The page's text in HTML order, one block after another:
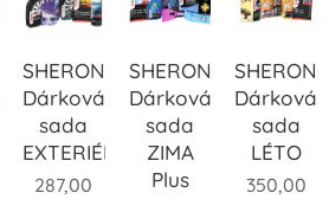
SHERON
Dárková
sada
EXTERIÉR
287,00
SHERON
Dárková
sada
ZIMA
Plus
SHERON
Dárková
sada
LÉTO
350,00